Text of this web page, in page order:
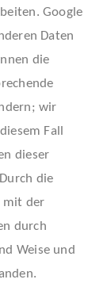
Google
Daten
die
wir
Fall
dieser
die
mit der
durch
Weise und